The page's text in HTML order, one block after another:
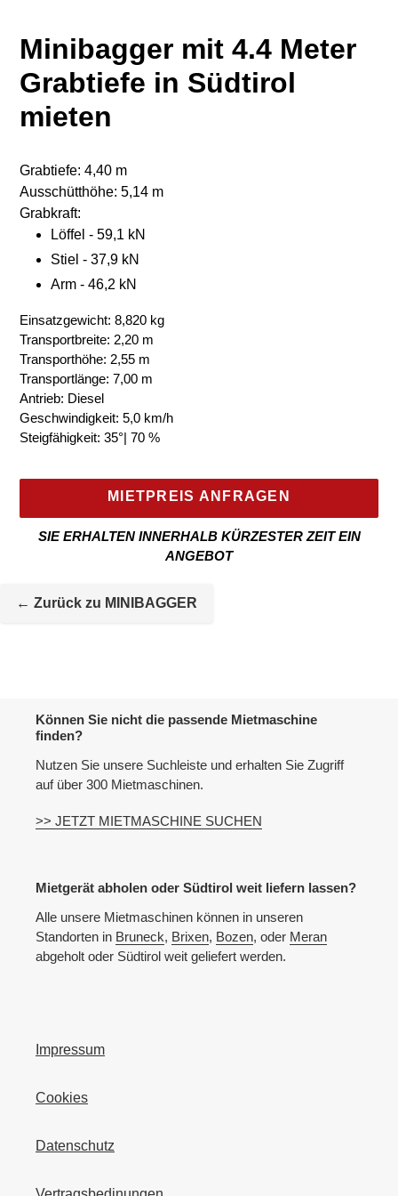
Minibagger mit 4.4 Meter
Grabtiefe in Südtirol
mieten
Grabtiefe: 4,40 m
Ausschütthöhe: 5,14 m
Grabkraft:
Löffel - 59,1 kN
Stiel - 37,9 kN
Arm - 46,2 kN
Einsatzgewicht: 8,820 kg
Transportbreite: 2,20 m
Transporthöhe: 2,55 m
Transportlänge: 7,00 m
Antrieb: Diesel
Geschwindigkeit: 5,0 km/h
Steigfähigkeit: 35°| 70 %
MIETPREIS ANFRAGEN
SIE ERHALTEN INNERHALB KÜRZESTER ZEIT EIN
ANGEBOT
wird
← Zurück zu MINIBAGGER
Können Sie nicht die passende Mietmaschine
finden?
Nutzen Sie unsere Suchleiste und erhalten Sie Zugriff
auf über 300 Mietmaschinen.
>> JETZT MIETMASCHINE SUCHEN
Mietgerät abholen oder Südtirol weit liefern lassen?
Alle unsere Mietmaschinen können in unseren
Standorten in Bruneck, Brixen, Bozen, oder Meran
abgeholt oder Südtirol weit geliefert werden.
Impressum
Cookies
Datenschutz